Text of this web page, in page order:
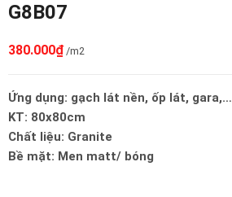
G8B07
380.000₫ /m2
Ứng dụng: gạch lát nền, ốp lát, gara,…
KT: 80x80cm
Chất liệu: Granite
Bề mặt: Men matt/ bóng